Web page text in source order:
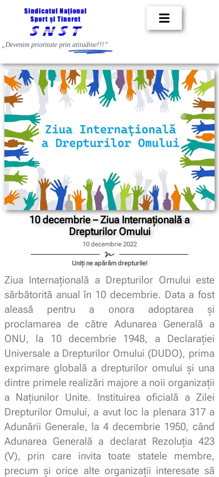
„Devenim prioritate prin atitudine!!!”
10 decembrie – Ziua Internațională a
Drepturilor Omului
10 decembrie 2022
Uniți ne apărăm drepturile!
Ziua Internațională a Drepturilor Omului este
sărbătorită anual în 10 decembrie. Data a fost
aleasă pentru a onora adoptarea și
proclamarea de către Adunarea Generală a
ONU, la 10 decembrie 1948, a Declarației
Universale a Drepturilor Omului (DUDO), prima
exprimare globală a drepturilor omului și una
dintre primele realizări majore a noii organizații
a Națiunilor Unite. Instituirea oficială a Zilei
Drepturilor Omului, a avut loc la plenara 317 a
Adunării Generale, la 4 decembrie 1950, când
Adunarea Generală a declarat Rezoluția 423
(V), prin care invita toate statele membre,
precum și orice alte organizații interesate să